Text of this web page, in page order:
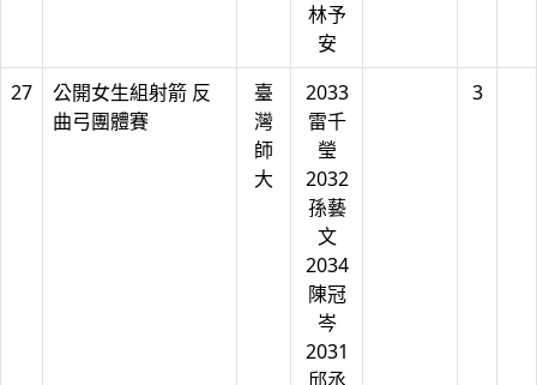
林予
安
27
公開女生組射箭 反
曲弓團體賽
臺
灣
師
大
2033
雷千
瑩
2032
孫藝
文
2034
陳冠
岑
2031
3